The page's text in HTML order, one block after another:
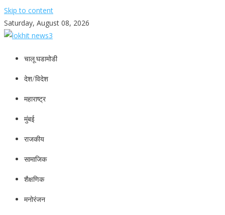
Skip to content
Saturday, August 08, 2026
lokhit news3
lokhit news 3
चालू घडामोडी
देश/विदेश
महाराष्ट्र
मुंबई
राजकीय
सामाजिक
शैक्षणिक
मनोरंजन